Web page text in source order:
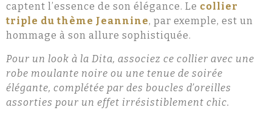
captent l’essence de son élégance. Le collier
triple du thème Jeannine, par exemple, est un
hommage à son allure sophistiquée.
Pour un look à la Dita, associez ce collier avec une
robe moulante noire ou une tenue de soirée
élégante, complétée par des boucles d’oreilles
assorties pour un effet irrésistiblement chic.